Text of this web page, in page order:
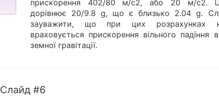
прискорення 402/80 м/с2, або 20 м/с2.
дорівнює 20/9.8 g, що є близько 2.04 g.
зауважити, що при цих розрахунках
враховується прискорення вільного падіння
земної гравітації.
Слайд #6